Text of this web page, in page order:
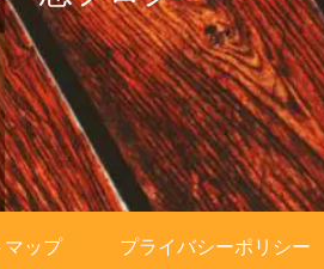
マップ プライバシーポリシー